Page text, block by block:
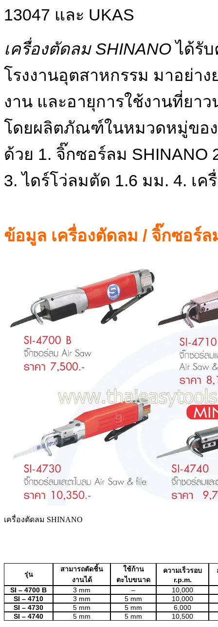
13047 และ UKAS
เครื่องตัดลม SHINANOได้รั
โรงงานอุตสาหกรรม มาอย่า
งาน และอายุการใช้งานที่ยา
โดยผลิตภัณฑ์ในหมวดหมู่ของ
ด้วย 1. จิ๊กซอร์ลม SHINANO
3. ไดร์โว่ลมตัด 1.6 มม. 4. เ
ข้อมูล เครื่องตัดลม / จิ๊กซอร์
เครื่องตัดลม SHINANO
รุ่น
สามารถตัดชิ้น
งานได้
ใช้ก้าน
ตะไบขนาด
ความเร็วรอบ
r.p.m.
SI – 4700 B 3 mm –
10,000
SI – 4710
3 mm 5 mm
10,000
SI – 4730
5 mm 5 mm
6,000
SI – 4740
5 mm 5 mm 10,500